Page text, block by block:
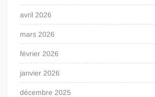
avril 2026
mars 2026
février 2026
janvier 2026
décembre 2025